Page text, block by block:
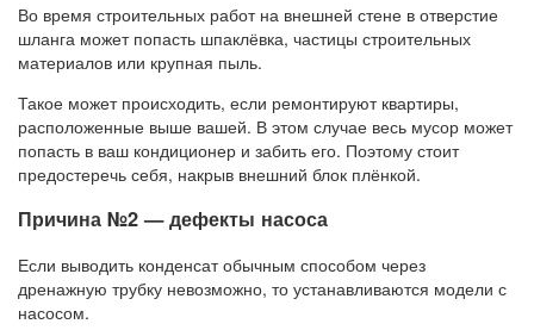
Во время строительных работ на внешней стене в отверстие
шланга может попасть шпаклёвка, частицы строительных
материалов или крупная пыль.
Такое может происходить, если ремонтируют квартиры,
расположенные выше вашей. В этом случае весь мусор может
попасть в ваш кондиционер и забить его. Поэтому стоит
предостеречь себя, накрыв внешний блок плёнкой.
Причина №2 — дефекты насоса
Если выводить конденсат обычным способом через
дренажную трубку невозможно, то устанавливаются модели с
насосом.